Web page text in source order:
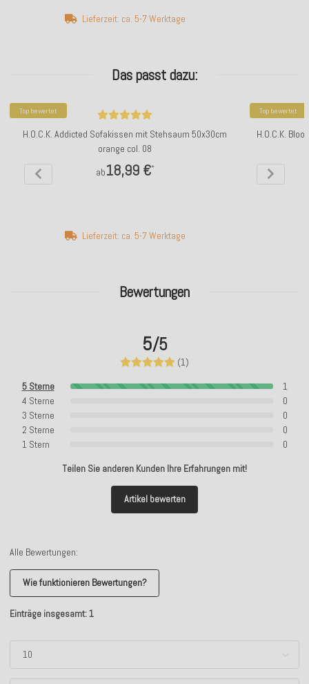
Bewertungen
5/5
(1)
5 Sterne
1
4 Sterne
0
3 Sterne
0
2 Sterne
0
1 Stern
0
Teilen Sie anderen Kunden Ihre Erfahrungen mit!
Artikel bewerten
Alle Bewertungen:
Wie funktionieren Bewertungen?
Einträge insgesamt: 1
Lieferzeit: ca. 5-7 Werktage
Das passt dazu:
Top bewertet
H.O.C.K. Addicted Sofakissen mit Stehsaum 50x30cm
orange col. 08
ab18,99 €*
Lieferzeit: ca. 5-7 Werktage
Top bewertet
H.O.C.K.